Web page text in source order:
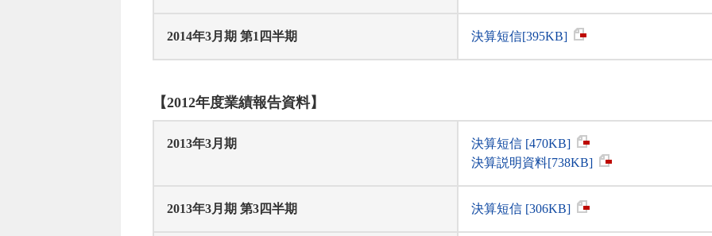
2014年3月期 第1四半期 決算短信[395KB]
【2012年度業績報告資料】
2013年3月期
決算短信 [470KB]
決算説明資料[738KB]
2013年3月期 第3四半期 決算短信 [306KB]